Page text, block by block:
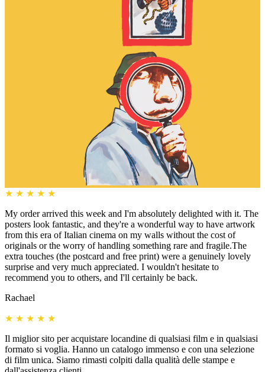
★ ★ ★ ★ ★
My order arrived this week and I'm absolutely delighted with it. The
posters look fantastic, and they're a wonderful way to have artwork
from this era of Italian cinema on my walls without the cost of
originals or the worry of handling something rare and fragile.The
extra touches (the postcard and free print) were a genuinely lovely
surprise and very much appreciated. I wouldn't hesitate to
recommend you to others, and I'll certainly be back.
Rachael
★ ★ ★ ★ ★
Il miglior sito per acquistare locandine di qualsiasi film e in qualsiasi
formato si voglia. Hanno un catalogo immenso e con una selezione
di film unica. Siamo rimasti colpiti dalla qualità delle stampe e